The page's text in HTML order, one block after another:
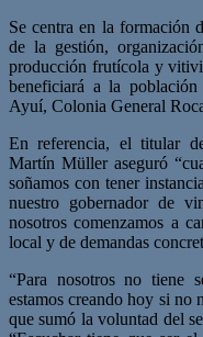
Se centra en la formación
de la gestión,
producción frutícola y
beneficiará a la
Ayuí, Colonia General
En referencia, el titular
Martín Müller aseguró
soñamos con tener
nuestro gobernador de
nosotros comenzamos a
local y de demandas
“Para nosotros no tiene
estamos creando hoy si no
que sumó la voluntad del